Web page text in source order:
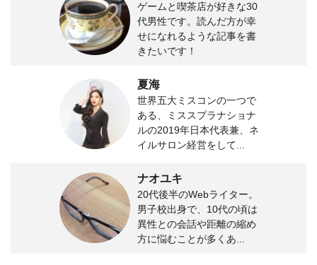
ゲームと喫茶店が好きな30
代男性です。読んだ方が幸
せになれるような記事を書
きたいです！
夏海
世界五大ミスコンの一つで
ある、ミススプラナショナ
ルの2019年日本代表兼、ネ
イルサロン経営をして...
ナオユキ
20代後半のWebライター。
男子校出身で、10代の頃は
異性との会話や距離の縮め
方に悩むことが多くあ...